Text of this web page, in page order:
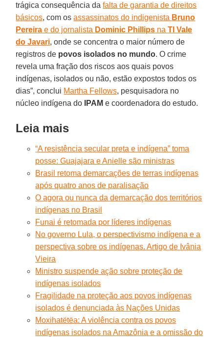
trágica consequência da falta de garantia de direitos
básicos, com osassassinatos do indigenista Bruno
Pereira e do jornalista Dominic Phillips naTI Vale
do Javari, onde se concentra o maior número de
registros de povos isolados no mundo. O crime
revela uma fração dos riscos aos quais povos
indígenas, isolados ou não, estão expostos todos os
dias”, conclui Martha Fellows, pesquisadora no
núcleo indígena do
IPAM e coordenadora do estudo.
Leia mais
“A resistência secular preta e indígena” toma
posse: Guajajara e Anielle são ministras
Brasil retoma demarcações de terras indígenas
após quatro anos de paralisação
O agora ou nunca da demarcação dos territórios
indígenas no Brasil
Funai é retomada por líderes indígenas
No governo Lula, o perspectivismo indígena e a
perspectiva sobre os indígenas. Artigo de Ivânia
Vieira
Ministro suspende ação sobre proteção de
indígenas isolados
Fragilidade na proteção aos povos indígenas
isolados é denunciada às Nações Unidas
Moxihatëtëa: A violência contra os povos
indígenas isolados na Amazônia e a omissão do